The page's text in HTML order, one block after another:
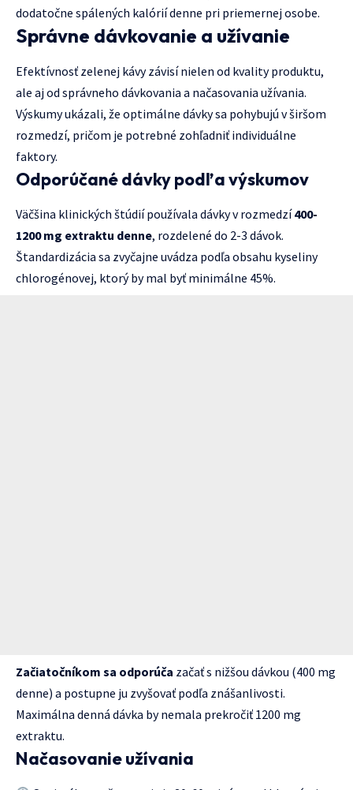
dodatočne spálených kalórií denne pri priemernej osobe.
Správne dávkovanie a užívanie
Efektívnosť zelenej kávy závisí nielen od kvality produktu,
ale aj od správneho dávkovania a načasovania užívania.
Výskumy ukázali, že optimálne dávky sa pohybujú v širšom
rozmedzí, pričom je potrebné zohľadniť individuálne
faktory.
Odporúčané dávky podľa výskumov
Väčšina klinických štúdií používala dávky v rozmedzí400-
1200 mg extraktu denne, rozdelené do 2-3 dávok.
Štandardizácia sa zvyčajne uvádza podľa obsahu kyseliny
chlorogénovej, ktorý by mal byť minimálne 45%.
Začiatočníkom sa odporúča začať s nižšou dávkou (400 mg
denne) a postupne ju zvyšovať podľa znášanlivosti.
Maximálna denná dávka by nemala prekročiť 1200 mg
extraktu.
Načasovanie užívania